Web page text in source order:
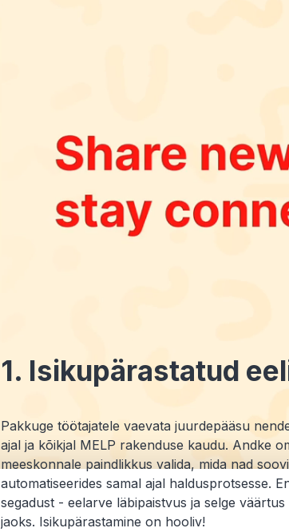
1. Isikupärastatud
Pakkuge töötajatele vaevata juurdepääsu
ajal ja kõikjal MELP rakenduse kaudu. Andke
meeskonnale paindlikkus valida, mida nad
automatiseerides samal ajal haldusprotsesse.
segadust - eelarve läbipaistvus ja selge väärtus
jaoks. Isikupärastamine on hooliv!